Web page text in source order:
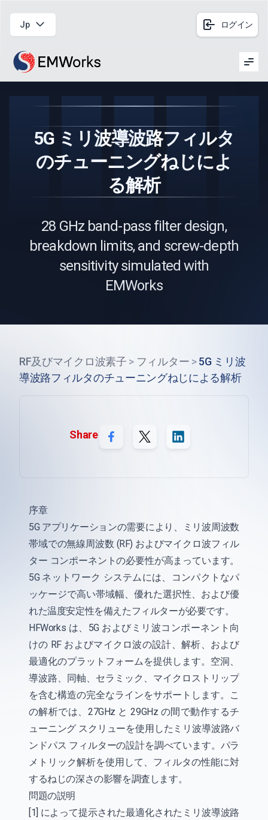
Jp ログイン
5G ミリ波導波路フィルタ
のチューニングねじによ
る解析
28 GHz band-pass filter design,
breakdown limits, and screw-depth
sensitivity simulated with
EMWorks
RF及びマイクロ波素子 > フィルター > 5G ミリ波
導波路フィルタのチューニングねじによる解析
Share
序章
5G アプリケーションの需要により、ミリ波周波数
帯域での無線周波数 (RF) およびマイクロ波フィル
ター コンポーネントの必要性が高まっています。
5G ネットワーク システムには、コンパクトなパ
ッケージで高い帯域幅、優れた選択性、および優
れた温度安定性を備えたフィルターが必要です。
HFWorks は、5G およびミリ波コンポーネント向
けの RF およびマイクロ波の設計、解析、および
最適化のプラットフォームを提供します。空洞、
導波路、同軸、セラミック、マイクロストリップ
を含む構造の完全なラインをサポートします。こ
の解析では、27GHz と 29GHz の間で動作するチ
ューニング スクリューを使用したミリ波導波路バ
ンドパス フィルターの設計を調べています。パラ
メトリック解析を使用して、フィルタの性能に対
するねじの深さの影響を調査します。
問題の説明
[1] によって提示された最適化されたミリ波導波路